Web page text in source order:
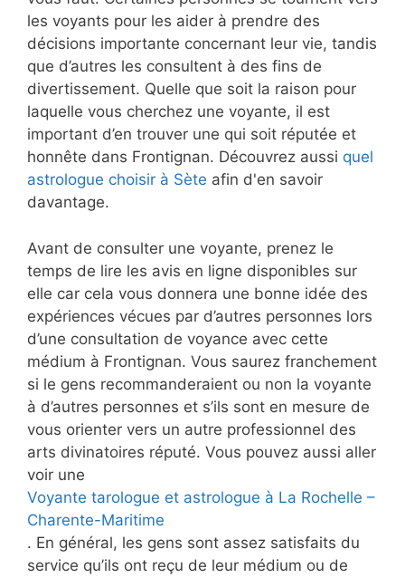
les voyants pour les aider à prendre des
décisions importante concernant leur vie, tandis
que d’autres les consultent à des fins de
divertissement. Quelle que soit la raison pour
laquelle vous cherchez une voyante, il est
important d’en trouver une qui soit réputée et
honnête dans Frontignan. Découvrez aussi quel
astrologue choisir à Sète afin d'en savoir
davantage.
Avant de consulter une voyante, prenez le
temps de lire les avis en ligne disponibles sur
elle car cela vous donnera une bonne idée des
expériences vécues par d’autres personnes lors
d’une consultation de voyance avec cette
médium à Frontignan. Vous saurez franchement
si le gens recommanderaient ou non la voyante
à d’autres personnes et s’ils sont en mesure de
vous orienter vers un autre professionnel des
arts divinatoires réputé. Vous pouvez aussi aller
voir une
Voyante tarologue et astrologue à La Rochelle –
Charente-Maritime
. En général, les gens sont assez satisfaits du
service qu’ils ont reçu de leur médium ou de